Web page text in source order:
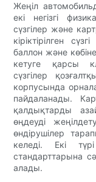
Жеңіл
екі негізгі
сүзгілер және
кіріктірілген
баллон және
кетуге қарсы
сүзгілер
корпусында
пайдаланады.
қалдықтарды
өңдеуді
өндірушілер
келеді. Екі
стандарттарына
алады.